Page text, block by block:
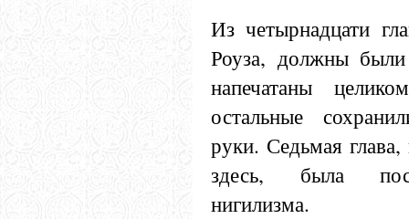
Из четырнадцати
Роуза, должны
напечатаны
остальные
руки. Седьмая
здесь, была
нигилизма.